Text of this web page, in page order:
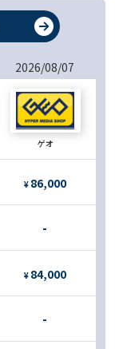
2026/08/07
ゲオ
¥ 86,000
-
¥ 84,000
-